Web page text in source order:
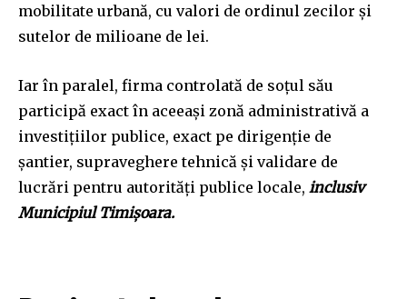
mobilitate urbană, cu valori de ordinul zecilor și
sutelor de milioane de lei.
Iar în paralel, firma controlată de soțul său
participă exact în aceeași zonă administrativă a
investițiilor publice, exact pe dirigenție de
șantier, supraveghere tehnică și validare de
lucrări pentru autorități publice locale, inclusiv
Municipiul Timișoara.